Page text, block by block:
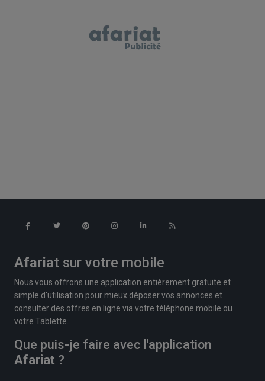
Afariat sur votre mobile
Nous vous offrons une application entièrement gratuite et
simple d'utilisation pour mieux déposer vos annonces et
consulter des offres en ligne via votre téléphone mobile ou
votre Tablette.
Que puis-je faire avec l'application
Afariat ?